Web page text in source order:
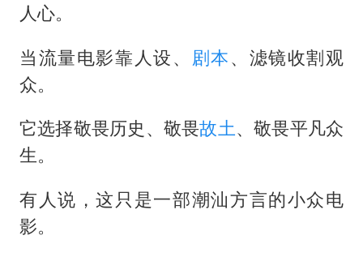
人心。
当流量电影靠人设、 剧本、滤镜收割观
众。
它选择敬畏历史、敬畏故土、敬畏平凡众
生。
有人说，这只是一部潮汕方言的小众电
影。